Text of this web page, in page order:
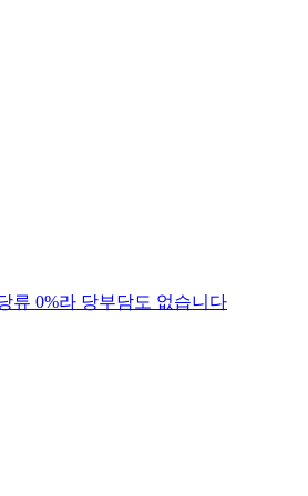
류 0%라 당부담도 없습니다